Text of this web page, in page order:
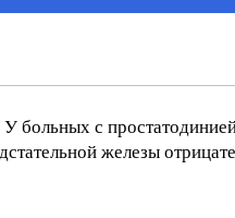
больных с
железы